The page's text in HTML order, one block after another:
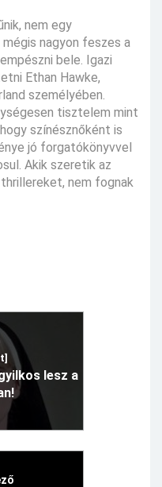
nem egy
nagyon feszes a
bele. Igazi
Ethan Hawke,
személyében.
tisztelem mint
színésznőként is
jó forgatókönyvvel
Akik szeretik az
nem fognak
lesz a